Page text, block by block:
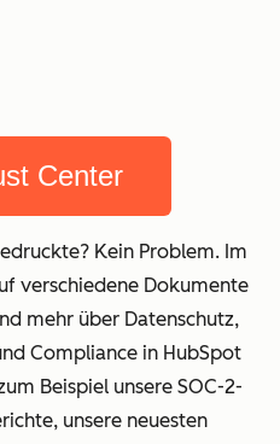
Center
Kein Problem. Im
verschiedene Dokumente
mehr über Datenschutz,
Compliance in HubSpot
Beispiel unsere SOC-2-
unsere neuesten